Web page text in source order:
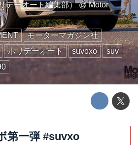
デーオート編集部）@Motor
モーターマガジン社
ホリデーオート suvoxo
suv
第一弾 #suvxo